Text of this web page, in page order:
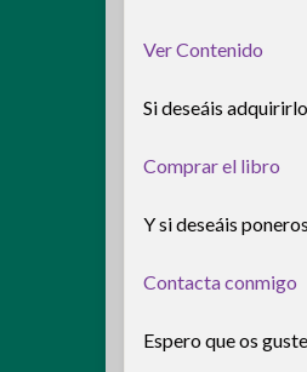
Ver Contenido
Si deseáis
Comprar el libro
Y si deseáis
Contacta conmigo
Espero que os